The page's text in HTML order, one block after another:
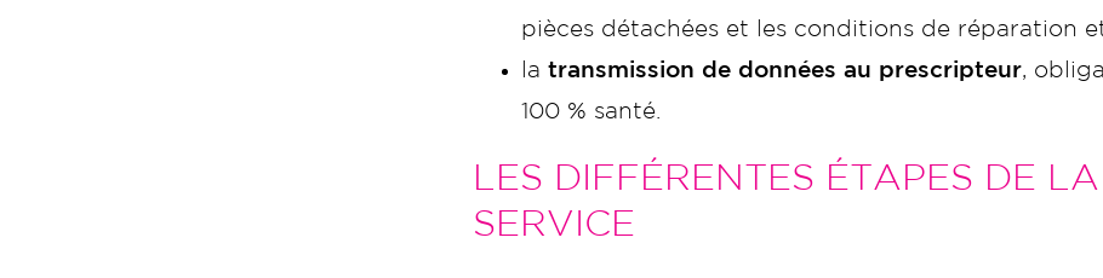
pièces détachées et les conditions de réparation
la transmission de données au prescripteur,
100 % santé.
LES DIFFÉRENTES ÉTAPES DE
SERVICE